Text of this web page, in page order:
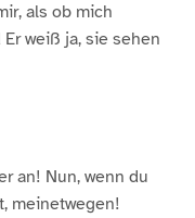
als ob mich
weiß ja, sie sehen
an! Nun, wenn du
meinetwegen!